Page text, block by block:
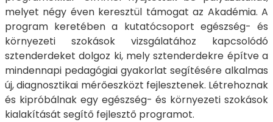
melyet négy éven keresztül támogat az Akadémia. A
program keretében a kutatócsoport egészség- és
környezeti szokások vizsgálatához kapcsolódó
sztenderdeket dolgoz ki, mely sztenderdekre építve a
mindennapi pedagógiai gyakorlat segítésére alkalmas
új, diagnosztikai mérőeszközt fejlesztenek. Létrehoznak
és kipróbálnak egy egészség- és környezeti szokások
kialakítását segítő fejlesztő programot.